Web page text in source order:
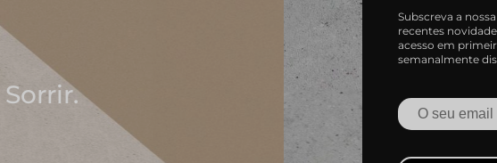
Subscreva a
recentes
acesso em
semanalmente